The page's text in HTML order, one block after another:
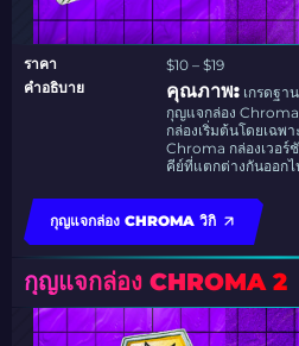
ราคา
$10 – $19
คำอธิบาย
คุณภาพ: เกรดฐาน
กุญแจกล่อง
กล่องเริ่มต้นโดยเฉพ
Chroma กล่องเวอร์
คีย์ที่แตกต่างกันออกไ
กุญแจกล่อง CHROMA วิกิ
กุญแจกล่อง CHROMA 2